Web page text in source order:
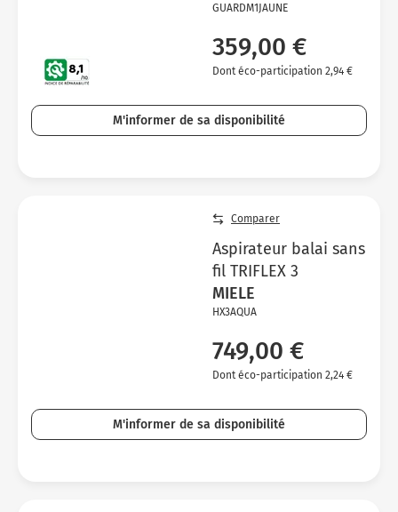
GUARDM1JAUNE
359,00 €
Dont éco-participation 2,94 €
M'informer de sa disponibilité
Comparer
Aspirateur balai sans
fil TRIFLEX 3
MIELE
HX3AQUA
749,00 €
Dont éco-participation 2,24 €
M'informer de sa disponibilité